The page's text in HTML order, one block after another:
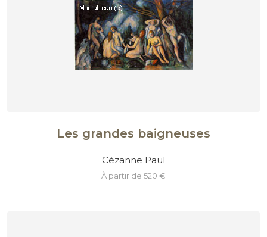
Les grandes baigneuses
Cézanne Paul
à partir de 520 €